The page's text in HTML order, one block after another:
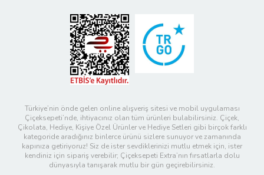
Türkiye’nin önde gelen online alışveriş sitesi ve mobil uygulaması
Çiçeksepeti’nde, ihtiyacınız olan tüm ürünleri bulabilirsiniz. Çiçek,
Çikolata, Hediye, Kişiye Özel Ürünler ve Hediye Setleri gibi birçok farklı
kategoride aradığınız binlerce ürünü sizlere sunuyor ve zamanında
kapınıza getiriyoruz! Siz de ister sevdiklerinizi mutlu etmek için, ister
kendiniz için sipariş verebilir; Çiçeksepeti Extra’nın fırsatlarla dolu
dünyasıyla tanışarak mutlu bir gün geçirebilirsiniz.